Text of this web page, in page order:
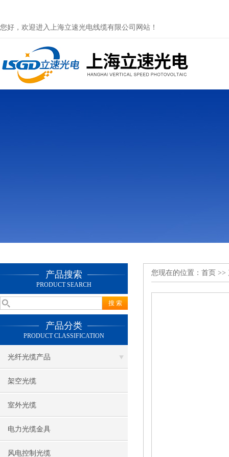
您好，欢迎进入上海立速光电线缆有限公司网站！
产品搜索
PRODUCT SEARCH
产品分类
PRODUCT CLASSIFICATION
光纤光缆产品
架空光缆
室外光缆
电力光缆金具
风电控制光缆
您现在的位置： 首页 >>